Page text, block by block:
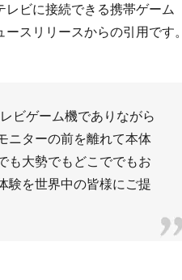
ビに接続できる携帯ゲーム
スリリースからの引用です。
ビゲーム機でありながら
ニターの前を離れて本体
も大勢でもどこででもお
験を世界中の皆様にご提